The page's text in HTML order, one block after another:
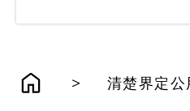
> 清楚界定